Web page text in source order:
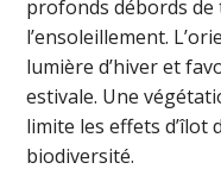
profonds débords
l’ensoleillement.
lumière d’hiver et
estivale. Une
limite les effets d’îlot
biodiversité.